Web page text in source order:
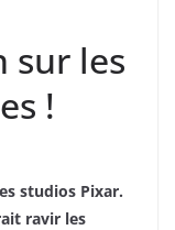
sur les
!
studios Pixar.
ravir les